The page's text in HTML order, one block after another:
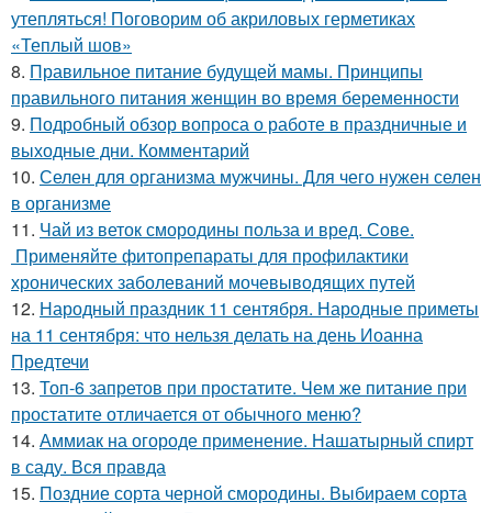
утепляться! Поговорим об акриловых герметиках
«Теплый шов»
8. Правильное питание будущей мамы. Принципы
правильного питания женщин во время беременности
9. Подробный обзор вопроса о работе в праздничные и
выходные дни. Комментарий
10. Селен для организма мужчины. Для чего нужен селен
в организме
11. Чай из веток смородины польза и вред. Сове.
Применяйте фитопрепараты для профилактики
хронических заболеваний мочевыводящих путей
12. Народный праздник 11 сентября. Народные приметы
на 11 сентября: что нельзя делать на день Иоанна
Предтечи
13. Топ-6 запретов при простатите. Чем же питание при
простатите отличается от обычного меню?
14. Аммиак на огороде применение. Нашатырный спирт
в саду. Вся правда
15. Поздние сорта черной смородины. Выбираем сорта